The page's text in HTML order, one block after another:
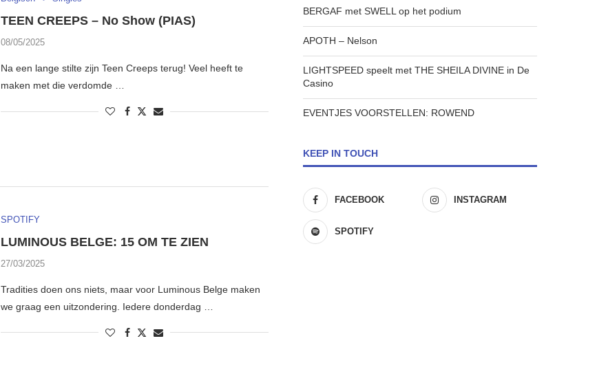
TEEN CREEPS – No Show (PIAS)
08/05/2025
Na een lange stilte zijn Teen Creeps terug! Veel heeft te
maken met die verdomde …
SPOTIFY
LUMINOUS BELGE: 15 OM TE ZIEN
27/03/2025
Tradities doen ons niets, maar voor Luminous Belge maken
we graag een uitzondering. Iedere donderdag …
BERGAF met SWELL op het podium
APOTH – Nelson
LIGHTSPEED speelt met THE SHEILA DIVINE in De
Casino
EVENTJES VOORSTELLEN: ROWEND
KEEP IN TOUCH
FACEBOOK INSTAGRAM
SPOTIFY